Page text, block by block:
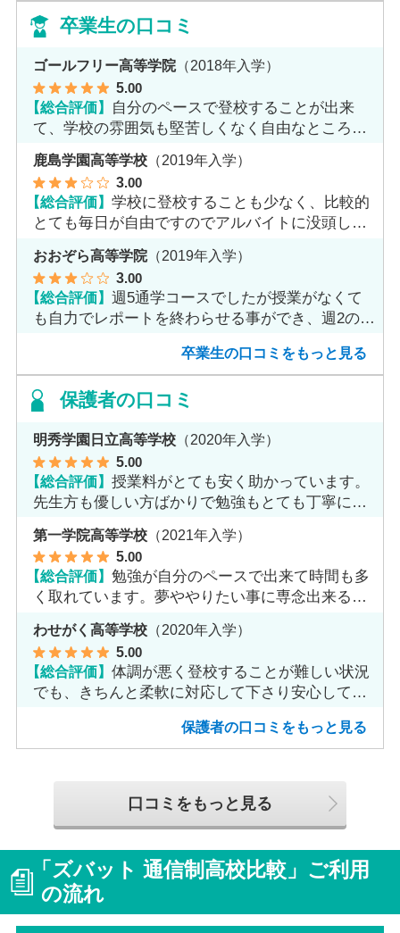
卒業生の口コミ
ゴールフリー高等学院（2018年入学）
5.00
【総合評価】 自分のペースで登校することが出来
て、学校の雰囲気も堅苦しくなく自由なところが
鹿島学園高等学校 （2019年入学）
3.00
【総合評価】学校に登校することも少なく、比較的
とても毎日が自由ですのでアルバイトに没頭して
おおぞら高等学院（2019年入学）
3.00
【総合評価】週5通学コースでしたが授業がなくて
も自力でレポートを終わらせる事ができ、週2のコ
卒業生の口コミをもっと見る
保護者の口コミ
明秀学園日立高等学校 （2020年入学）
5.00
【総合評価】授業料がとても安く助かっています。
先生方も優しい方ばかりで勉強もとても丁寧に教
第一学院高等学校 （2021年入学）
5.00
【総合評価】勉強が自分のペースで出来て時間も多
く取れています。夢ややりたい事に専念出来る点
で良いと思います。
わせがく高等学校 （2020年入学）
5.00
【総合評価】体調が悪く登校することが難しい状況
でも、きちんと柔軟に対応して下さり安心して進
保護者の口コミをもっと見る
口コミをもっと見る
「ズバット 通信制高校比較」ご利用
の流れ